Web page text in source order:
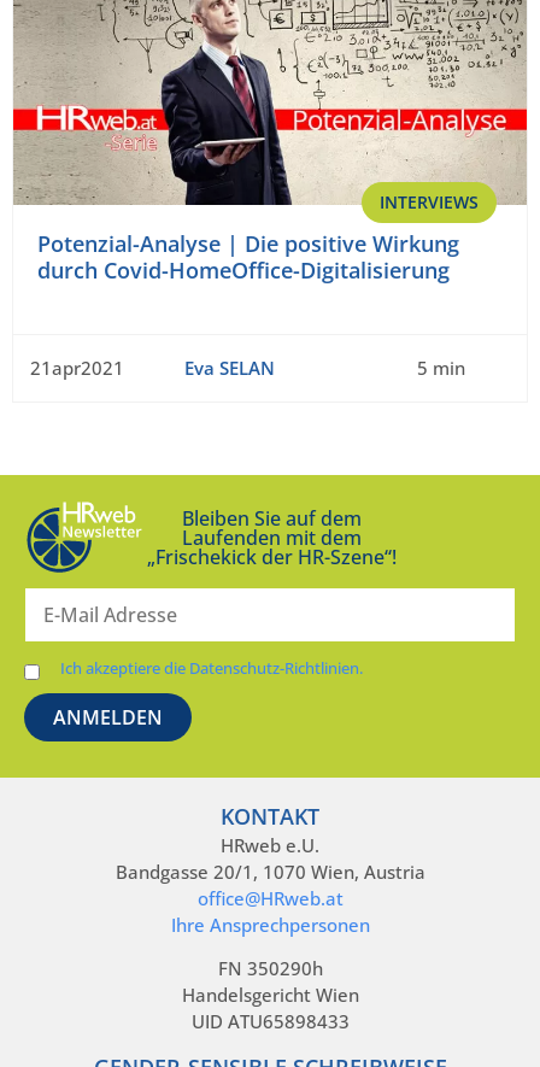
INTERVIEWS
Potenzial-Analyse | Die positive Wirkung
durch Covid-HomeOffice-Digitalisierung
21apr2021 Eva SELAN 5 min
Bleiben Sie auf dem
Laufenden mit dem
„Frischekick der HR-Szene“!
Ich akzeptiere die Datenschutz-Richtlinien.
KONTAKT
HRweb e.U.
Bandgasse 20/1, 1070 Wien, Austria
office@HRweb.at
Ihre Ansprechpersonen
FN 350290h
Handelsgericht Wien
UID ATU65898433